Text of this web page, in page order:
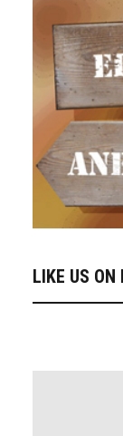
LIKE US ON